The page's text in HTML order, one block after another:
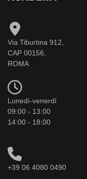
Via Tiburtina 912,
CAP 00156,
ROMA
Lunedì-venerdì
09:00 - 13:00
14:00 - 18:00
+39 06 4080 0490